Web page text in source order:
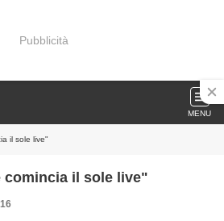
Pubblicità
MENU
il sole live"
comincia il sole live"